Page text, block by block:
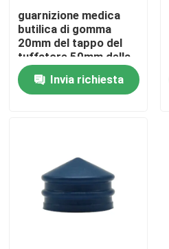
Casa
Prodotti
Chi siamo
Controllo di qualità
guarnizione medica
butilica di gomma
20mm del tappo del
tuffatore 50mm della
siringa di 2.5mm
10mmInvia richiesta